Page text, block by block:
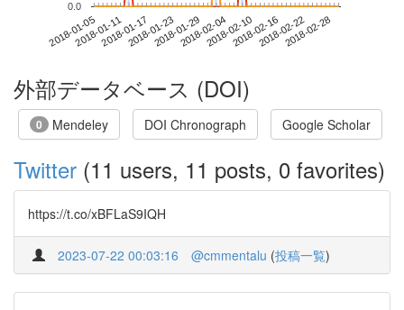
2018-01-052018-01-112018-01-172018-01-232018-01-292018-02-042018-02-102018-02-162018-02-222018-02-28
0.0
外部データベース (DOI)
0 Mendeley DOI Chronograph Google Scholar
Twitter (11 users, 11 posts, 0 favorites)
https://t.co/xBFLaS9IQH
2023-07-22 00:03:16 @cmmentalu (投稿一覧)